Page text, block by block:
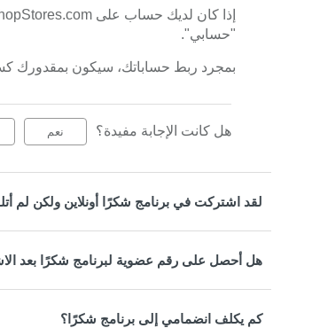
"حسابي".
بمجرد ربط حساباتك، سيكون بمقدورك
هل كانت الإجابة مفيدة؟ نعم
لقد اشتركت في برنامج شكرًا أونلاين ولكن لم
هل أحصل على رقم عضوية لبرنامج شكرًا بعد
كم يكلف انضمامي إلى برنامج شكرًا؟